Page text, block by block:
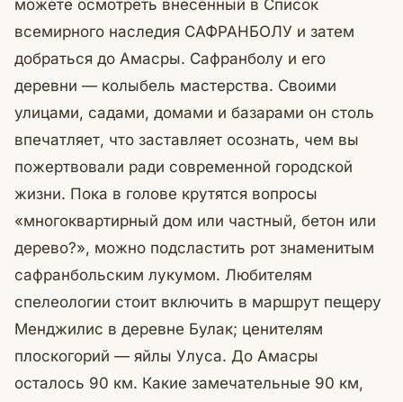
можете осмотреть внесённый в Список
всемирного наследия САФРАНБОЛУ и затем
добраться до Амасры. Сафранболу и его
деревни — колыбель мастерства. Своими
улицами, садами, домами и базарами он столь
впечатляет, что заставляет осознать, чем вы
пожертвовали ради современной городской
жизни. Пока в голове крутятся вопросы
«многоквартирный дом или частный, бетон или
дерево?», можно подсластить рот знаменитым
сафранбольским лукумом. Любителям
спелеологии стоит включить в маршрут пещеру
Менджилис в деревне Булак; ценителям
плоскогорий — яйлы Улуса. До Амасры
осталось 90 км. Какие замечательные 90 км,